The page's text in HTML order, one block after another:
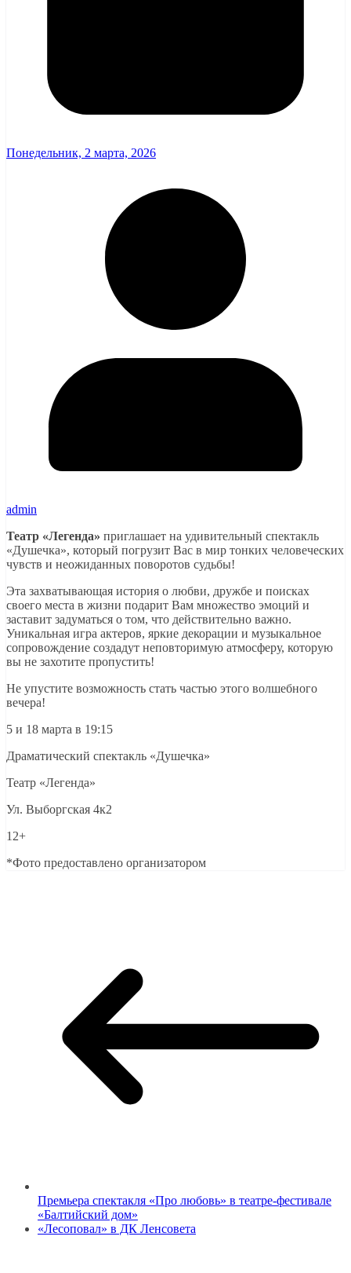
Понедельник, 2 марта, 2026
admin
Театр «Легенда» приглашает на удивительный спектакль
«Душечка», который погрузит Вас в мир тонких человеческих
чувств и неожиданных поворотов судьбы!
Эта захватывающая история о любви, дружбе и поисках
своего места в жизни подарит Вам множество эмоций и
заставит задуматься о том, что действительно важно.
Уникальная игра актеров, яркие декорации и музыкальное
сопровождение создадут неповторимую атмосферу, которую
вы не захотите пропустить!
Не упустите возможность стать частью этого волшебного
вечера!
5 и 18 марта в 19:15
Драматический спектакль «Душечка»
Театр «Легенда»
Ул. Выборгская 4к2
12+
*Фото предоставлено организатором
Премьера спектакля «Про любовь» в театре-фестивале
«Балтийский дом»
«Лесоповал» в ДК Ленсовета